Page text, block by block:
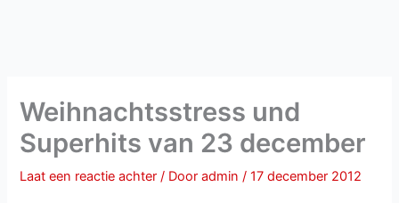
Weihnachtsstress und
Superhits van 23 december
Laat een reactie achter / Dooradmin/17 december 2012